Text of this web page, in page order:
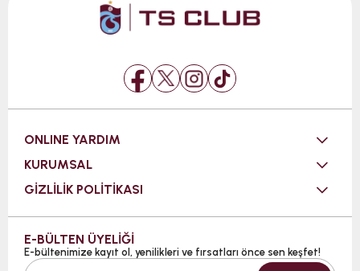
ONLINE YARDIM
KURUMSAL
GİZLİLİK POLİTİKASI
E-BÜLTEN ÜYELİĞİ
E-bültenimize kayıt ol, yenilikleri ve fırsatları önce sen keşfet!